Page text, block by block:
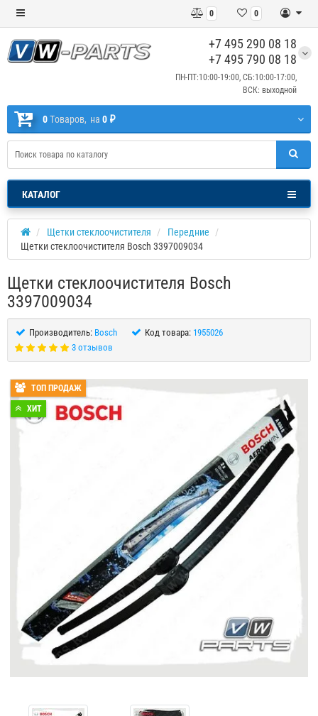
0
0
+7 495 290 08 18
+7 495 790 08 18
ПН-ПТ:10:00-19:00, СБ:10:00-17:00,
ВСК: выходной
0Tоваров, на 0 ₽
КАТАЛОГ
Щетки стеклоочистителя
Передние
Щетки стеклоочистителя Bosch 3397009034
Щетки стеклоочистителя Bosch
3397009034
Производитель: Bosch Код товара: 1955026
3 отзывов
ТОП ПРОДАЖ
ХИТ